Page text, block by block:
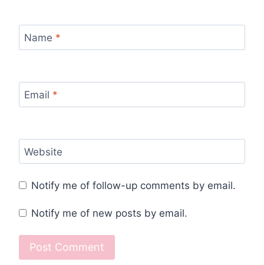
Name *
Email *
Website
Notify me of follow-up comments by email.
Notify me of new posts by email.